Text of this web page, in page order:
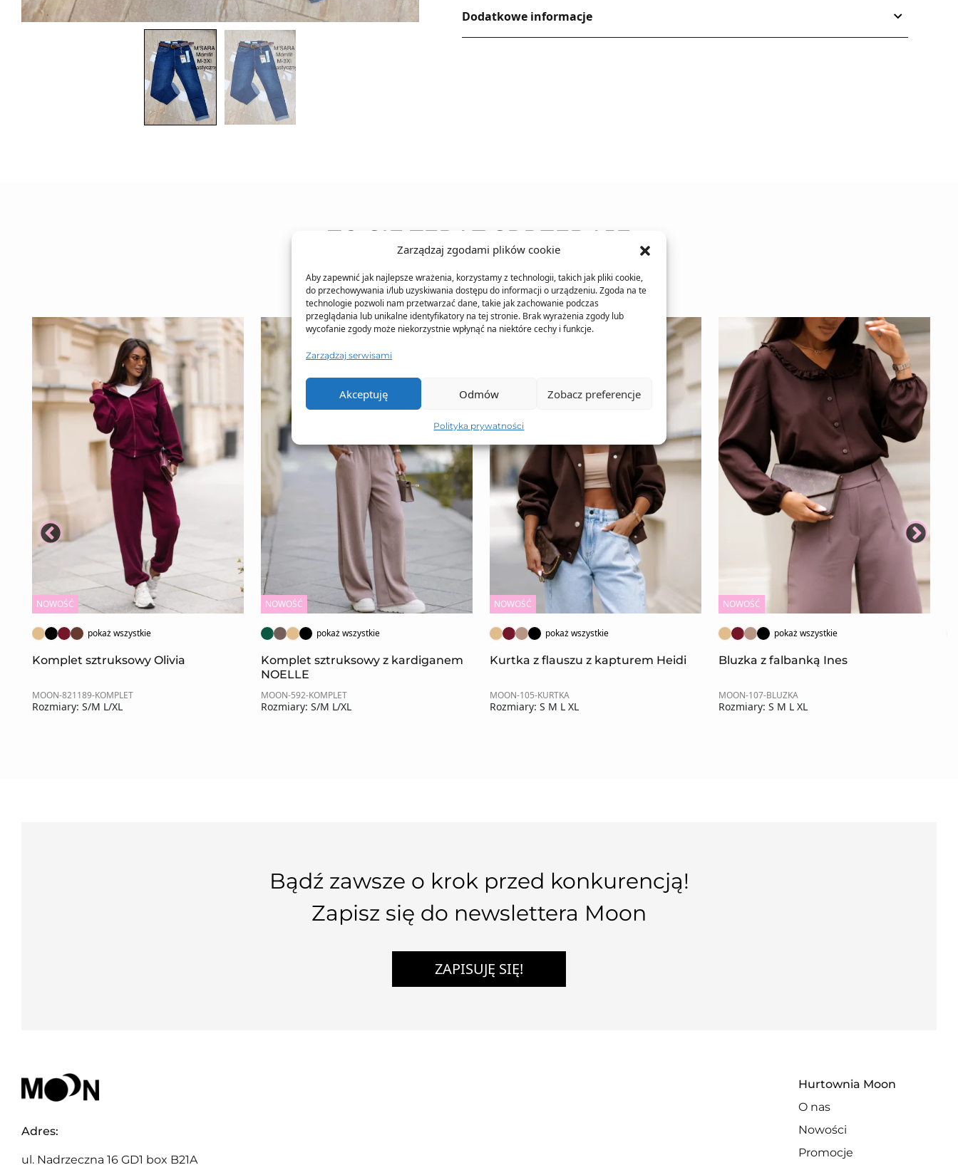
Zarządzaj zgodami plików cookie
Aby zapewnić jak najlepsze wrażenia, korzystamy z technologii, takich jak pliki cookie,
do przechowywania i/lub uzyskiwania dostępu do informacji o urządzeniu. Zgoda na te
technologie pozwoli nam przetwarzać dane, takie jak zachowanie podczas
przeglądania lub unikalne identyfikatory na tej stronie. Brak wyrażenia zgody lub
wycofanie zgody może niekorzystnie wpłynąć na niektóre cechy i funkcje.
Zarządzaj serwisami
Akceptuję Odmów Zobacz preferencje
Polityka prywatności
Dodatkowe informacje
TO SIĘ TERAZ SPRZEDAJE
NOWOŚĆ
pokaż wszystkie
Komplet sztruksowy Olivia
MOON-821189-KOMPLET
Rozmiary: S/M L/XL
NOWOŚĆ
pokaż wszystkie
Komplet sztruksowy z kardiganem
NOELLE
MOON-592-KOMPLET
Rozmiary: S/M L/XL
NOWOŚĆ
pokaż wszystkie
Kurtka z flauszu z kapturem Heidi
MOON-105-KURTKA
Rozmiary: S M L XL
NOWOŚĆ
pokaż wszystkie
Bluzka z falbanką Ines
MOON-107-BLUZKA
Rozmiary: S M L XL
Bądź zawsze o krok przed konkurencją!
Zapisz się do newslettera Moon
ZAPISUJĘ SIĘ!
Adres:
ul. Nadrzeczna 16 GD1 box B21A
Hurtownia Moon
O nas
Nowości
Promocje